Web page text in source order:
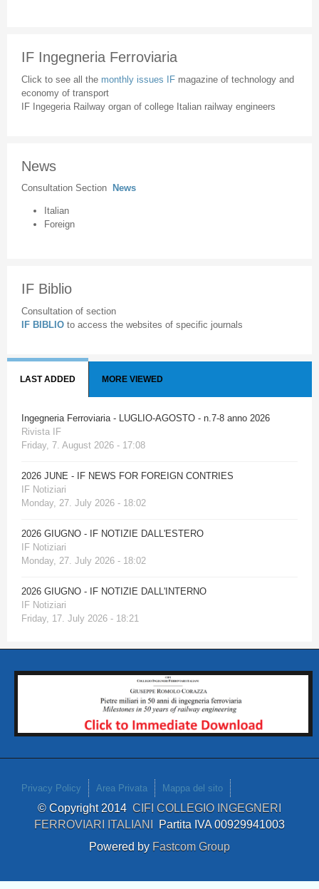
IF Ingegneria Ferroviaria
Click to see all the monthly issues IF magazine of technology and
economy of transport
IF Ingegeria Railway organ of college Italian railway engineers
News
Consultation Section News
Italian
Foreign
IF Biblio
Consultation of section
IF BIBLIO to access the websites of specific journals
LAST ADDED MORE VIEWED
Ingegneria Ferroviaria - LUGLIO-AGOSTO - n.7-8 anno 2026
Rivista IF
Friday, 7. August 2026 - 17:08
2026 JUNE - IF NEWS FOR FOREIGN CONTRIES
IF Notiziari
Monday, 27. July 2026 - 18:02
2026 GIUGNO - IF NOTIZIE DALL'ESTERO
IF Notiziari
Monday, 27. July 2026 - 18:02
2026 GIUGNO - IF NOTIZIE DALL'INTERNO
IF Notiziari
Friday, 17. July 2026 - 18:21
Privacy Policy Area Privata Mappa del sito
© Copyright 2014 CIFI COLLEGIO INGEGNERI
FERROVIARI ITALIANI Partita IVA 00929941003
Powered by Fastcom Group